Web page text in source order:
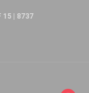
15 | 8737